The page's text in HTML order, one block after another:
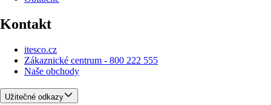
Kontakt
itesco.cz
Zákaznické centrum - 800 222 555
Naše obchody
Užitečné odkazy